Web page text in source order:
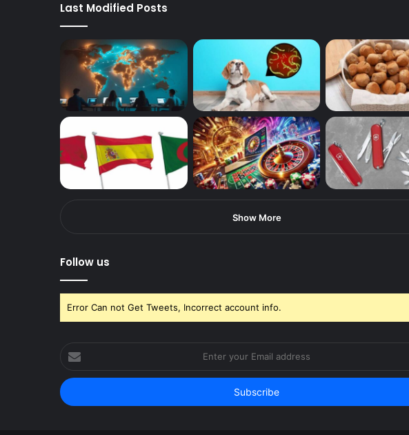
Last Modified Posts
Show More
Follow us
Error Can not Get Tweets, Incorrect account info.
your
Email
address